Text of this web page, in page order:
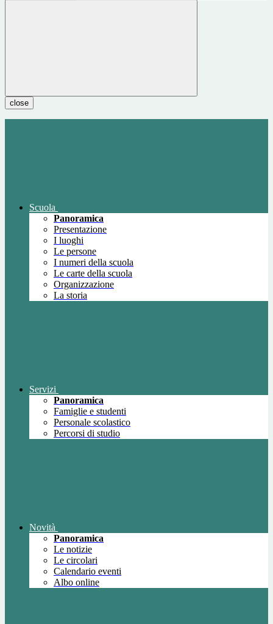
close
Scuola
Panoramica
Presentazione
I luoghi
Le persone
I numeri della scuola
Le carte della scuola
Organizzazione
La storia
Servizi
Panoramica
Famiglie e studenti
Personale scolastico
Percorsi di studio
Novità
Panoramica
Le notizie
Le circolari
Calendario eventi
Albo online